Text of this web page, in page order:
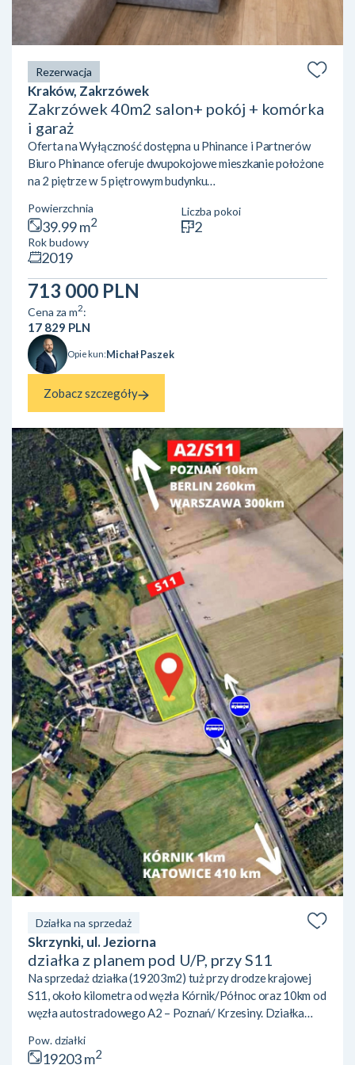
Rezerwacja
Kraków, Zakrzówek
Zakrzówek 40m2 salon+ pokój + komórka
i garaż
Oferta na Wyłączność dostępna u Phinance i Partnerów
Biuro Phinance oferuje dwupokojowe mieszkanie położone
na 2 piętrze w 5 piętrowym budynku
Położone przy ulicy Pychowickiej 17Nieruchomość zgodnie
z KW o powierzchni 39,99 m2 składa się z:· salon z kuchnią·
sypialnia· łazienka : w pełni wyposażona· przedpokój· duży
balkon Przyległości: · miejsce postojowe w garażu
podziemnym· komórka lokatorska Mieszkanie znajduje się w
dzielnicy Dębniki nieopo...
Powierzchnia
39.99 m2
Liczba pokoi
2
Rok budowy
2019
713 000 PLN
Cena za m2:
17 829 PLN
Opiekun:Michał Paszek
Zobacz szczegóły
Działka na sprzedaż
Skrzynki, ul. Jeziorna
działka z planem pod U/P, przy S11
Na sprzedaż działka (19203m2) tuż przy drodze krajowej
S11, około kilometra od węzła Kórnik/Północ oraz 10km od
węzła autostradowego A2 – Poznań/ Krzesiny. Działka
objęty jest miejscowym planem zagospodarowania
Pow. działki
19203 m2